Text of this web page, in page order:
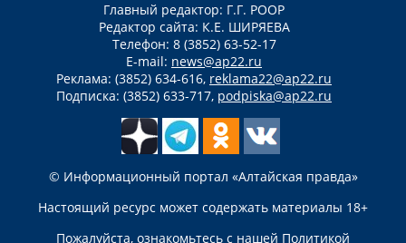
Главный редактор: Г.Г. РООР
Редактор сайта: К.Е. ШИРЯЕВА
Телефон: 8 (3852) 63-52-17
E-mail: news@ap22.ru
Реклама: (3852) 634-616, reklama22@ap22.ru
Подписка: (3852) 633-717, podpiska@ap22.ru
© Информационный портал «Алтайская правда»
Настоящий ресурс может содержать материалы 18+
Пожалуйста, ознакомьтесь с нашей Политикой